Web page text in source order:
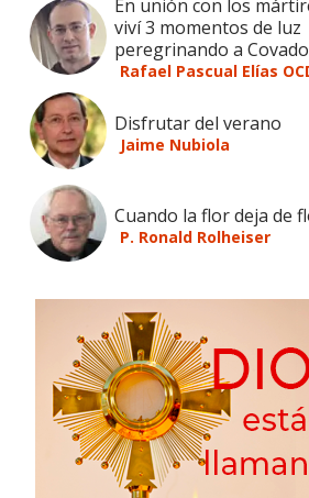
En unión con los
viví 3 momentos de luz
peregrinando a
Rafael Pascual Elías
Disfrutar del verano
Jaime Nubiola
Cuando la flor deja de
P. Ronald Rolheiser